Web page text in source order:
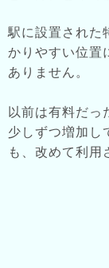
駅に設置された
かりやすい位置
ありません。
以前は有料だっ
少しずつ増加し
も、改めて利用